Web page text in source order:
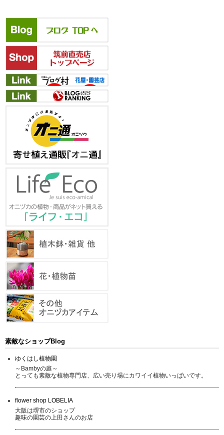
素敵なショップBlog
ゆくはし植物園
～Bambyの庭～
とっても素敵な植物専門店、広い売り場にカワイイ植物いっぱいです。
flower shop LOBELIA
大阪は堺市のショップ
趣味の園芸の上田さんのお店